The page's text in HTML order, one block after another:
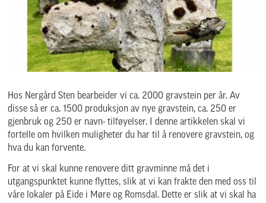
Hos Nergård Sten bearbeider vi ca. 2000 gravstein per år. Av
disse så er ca. 1500 produksjon av nye gravstein, ca. 250 er
gjenbruk og 250 er navn- tilføyelser. I denne artikkelen skal vi
fortelle om hvilken muligheter du har til å renovere gravstein, og
hva du kan forvente.
For at vi skal kunne renovere ditt gravminne må det i
utgangspunktet kunne flyttes, slik at vi kan frakte den med oss til
våre lokaler på Eide i Møre og Romsdal. Dette er slik at vi skal ha